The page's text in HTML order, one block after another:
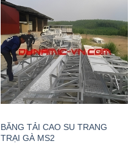
BĂNG TẢI CAO SU TRANG
TRẠI GÀ MS2